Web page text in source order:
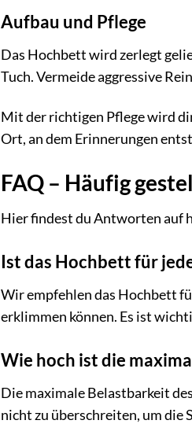
Aufbau und Pflege
Das Hochbett wird zerlegt
Tuch. Vermeide aggressive
Mit der richtigen Pflege wird
Ort, an dem Erinnerungen
FAQ – Häufig
Hier findest du Antworten auf
Ist das Hochbett für
Wir empfehlen das Hochbett
erklimmen können. Es ist
Wie hoch ist die
Die maximale Belastbarkeit
nicht zu überschreiten, um die